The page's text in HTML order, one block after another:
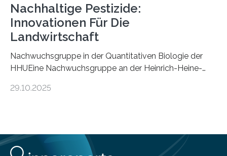
Nachhaltige Pestizide:
Innovationen Für Die
Landwirtschaft
Nachwuchsgruppe in der Quantitativen Biologie der
HHUEine Nachwuchsgruppe an der Heinrich-Heine-
fünf Jahren erforschen, wie Bakterien auf
Insektenblume. Das Bundesministerium für Forschung,
Technologie und Raumfahrt (BMFTR) fördert das
29.10.2025